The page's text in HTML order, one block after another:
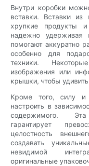
Внутри коробки
вставки. Вставки из
хрупкие продукты и
надежно удерживая
помогают аккуратно
особенно для
техники.
изображения или
крышки, чтобы
Кроме того, силу и
настроить в
содержимого.
гарантирует
целостность
создавать
невидимой
оригинальные